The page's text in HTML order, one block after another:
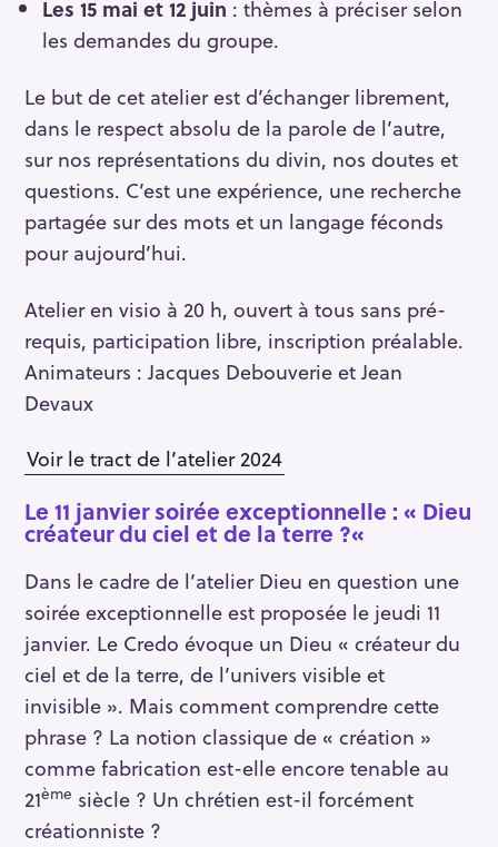
Les 15 mai et 12 juin : thèmes à préciser selon
les demandes du groupe.
Le but de cet atelier est d’échanger librement,
dans le respect absolu de la parole de l’autre,
sur nos représentations du divin, nos doutes et
questions. C’est une expérience, une recherche
partagée sur des mots et un langage féconds
pour aujourd’hui.
Atelier en visio à 20 h, ouvert à tous sans pré-
requis, participation libre, inscription préalable.
Animateurs : Jacques Debouverie et Jean
Devaux
Voir le tract de l’atelier 2024
Le 11 janvier soirée exceptionnelle : « Dieu
créateur du ciel et de la terre ?«
Dans le cadre de l’atelier Dieu en question une
soirée exceptionnelle est proposée le jeudi 11
janvier. Le Credo évoque un Dieu « créateur du
ciel et de la terre, de l’univers visible et
invisible ». Mais comment comprendre cette
phrase ? La notion classique de « création »
comme fabrication est-elle encore tenable au
21ème siècle ? Un chrétien est-il forcément
créationniste ?
r
c
f
o
r
: